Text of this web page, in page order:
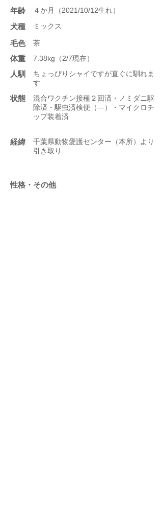
年齢 ４か月（2021/10/12生れ）
​犬種 ミックス
​毛色 茶
体重 7.38kg（2/7現在）
人馴
ちょっぴりシャイですが直ぐに馴れま
す
状態
混合ワクチン接種２回済・ノミダニ駆
除済・駆虫済検便（―）・マイクロチ
ップ装着済
​経緯
千葉県動物愛護センター（本所）より
引き取り
性格・その他